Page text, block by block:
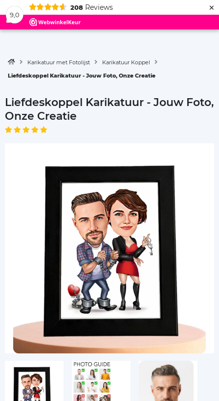
9,0
208 Reviews ×
Menu
Karikatuur met Fotolijst
Karikatuur Koppel
Liefdeskoppel Karikatuur - Jouw Foto, Onze Creatie
Liefdeskoppel Karikatuur - Jouw Foto,
Onze Creatie